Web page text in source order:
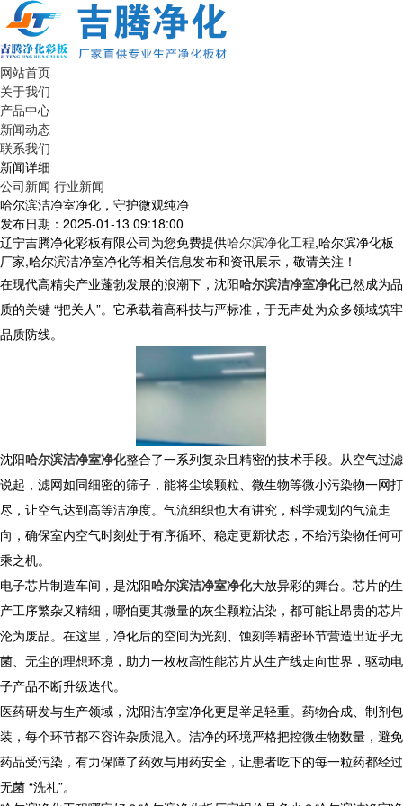
网站首页
关于我们
产品中心
新闻动态
联系我们
新闻详细
公司新闻 行业新闻
哈尔滨洁净室净化，守护微观纯净
发布日期：2025-01-13 09:18:00
辽宁吉腾净化彩板有限公司为您免费提供哈尔滨净化工程,哈尔滨净化板
厂家,哈尔滨洁净室净化等相关信息发布和资讯展示，敬请关注！
在现代高精尖产业蓬勃发展的浪潮下，沈阳哈尔滨洁净室净化已然成为品
质的关键 “把关人”。它承载着高科技与严标准，于无声处为众多领域筑牢
品质防线。
沈阳哈尔滨洁净室净化整合了一系列复杂且精密的技术手段。从空气过滤
说起，滤网如同细密的筛子，能将尘埃颗粒、微生物等微小污染物一网打
尽，让空气达到高等洁净度。气流组织也大有讲究，科学规划的气流走
向，确保室内空气时刻处于有序循环、稳定更新状态，不给污染物任何可
乘之机。
电子芯片制造车间，是沈阳哈尔滨洁净室净化大放异彩的舞台。芯片的生
产工序繁杂又精细，哪怕更其微量的灰尘颗粒沾染，都可能让昂贵的芯片
沦为废品。在这里，净化后的空间为光刻、蚀刻等精密环节营造出近乎无
菌、无尘的理想环境，助力一枚枚高性能芯片从生产线走向世界，驱动电
子产品不断升级迭代。
医药研发与生产领域，沈阳洁净室净化更是举足轻重。药物合成、制剂包
装，每个环节都不容许杂质混入。洁净的环境严格把控微生物数量，避免
药品受污染，有力保障了药效与用药安全，让患者吃下的每一粒药都经过
无菌 “洗礼”。